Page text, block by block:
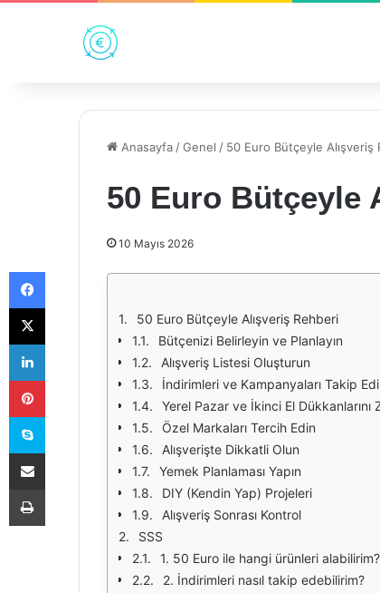
Anasayfa /Genel / 50 Euro Bütçeyle Alışveriş
50 Euro Bütçeyle
10 Mayıs 2026
50 Euro Bütçeyle Alışveriş Rehberi
Bütçenizi Belirleyin ve Planlayın
Alışveriş Listesi Oluşturun
İndirimleri ve Kampanyaları Takip
Yerel Pazar ve İkinci El Dükkanlarını
Özel Markaları Tercih Edin
Alışverişte Dikkatli Olun
Yemek Planlaması Yapın
DIY (Kendin Yap) Projeleri
Alışveriş Sonrası Kontrol
SSS
1. 50 Euro ile hangi ürünleri alabilirim?
2. İndirimleri nasıl takip edebilirim?
Facebook
X
LinkedIn
Pinterest
Skype
E-Posta ile paylaş